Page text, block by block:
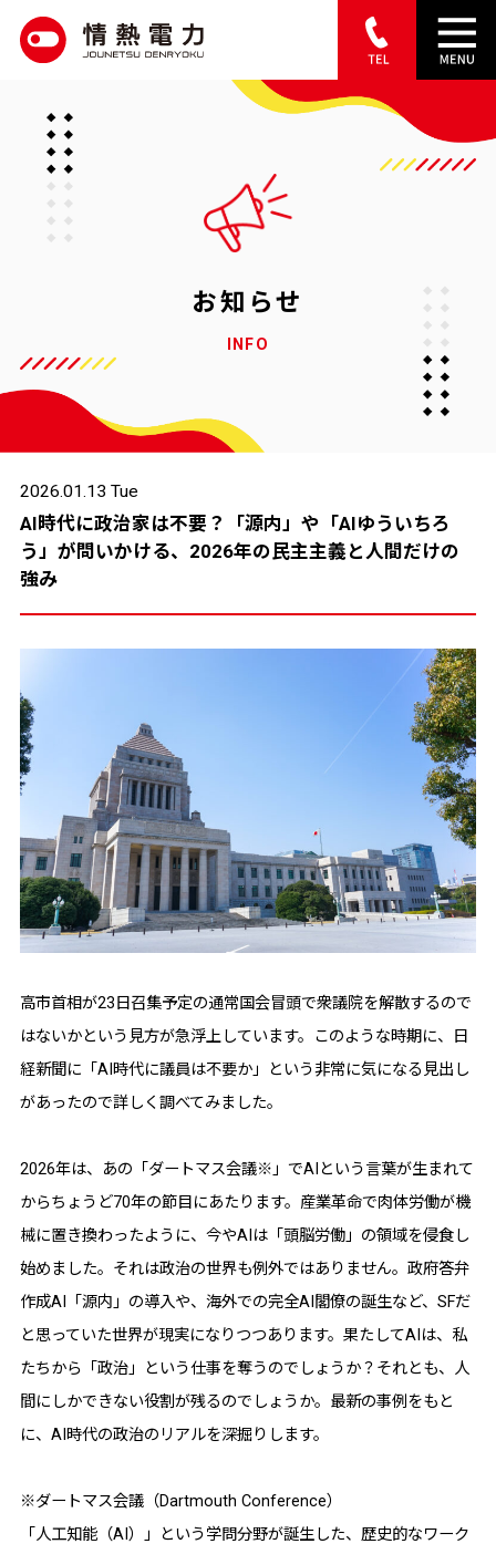
e
お知らせ
INFO
2026.01.13 Tue
AI時代に政治家は不要？「源内」や「AIゆういちろ
う」が問いかける、2026年の民主主義と人間だけの
強み
高市首相が23日召集予定の通常国会冒頭で衆議院を解散するので
はないかという見方が急浮上しています。このような時期に、日
経新聞に「AI時代に議員は不要か」という非常に気になる見出し
があったので詳しく調べてみました。
2026年は、あの「ダートマス会議※」でAIという言葉が生まれて
からちょうど70年の節目にあたります。産業革命で肉体労働が機
械に置き換わったように、今やAIは「頭脳労働」の領域を侵食し
始めました。それは政治の世界も例外ではありません。政府答弁
作成AI「源内」の導入や、海外での完全AI閣僚の誕生など、SFだ
と思っていた世界が現実になりつつあります。果たしてAIは、私
たちから「政治」という仕事を奪うのでしょうか？それとも、人
間にしかできない役割が残るのでしょうか。最新の事例をもと
に、AI時代の政治のリアルを深掘りします。
※ダートマス会議（Dartmouth Conference）
「人工知能（AI）」という学問分野が誕生した、歴史的なワーク